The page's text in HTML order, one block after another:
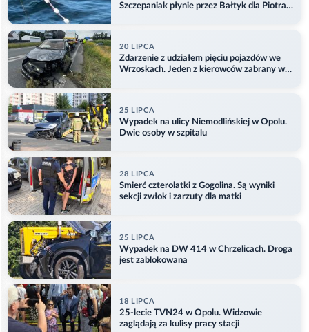
Szczepaniak płynie przez Bałtyk dla Piotra.
20 LIPCA
Zdarzenie z udziałem pięciu pojazdów we
Wrzoskach. Jeden z kierowców zabrany w
25 LIPCA
Wypadek na ulicy Niemodlińskiej w Opolu.
Dwie osoby w szpitalu
28 LIPCA
Śmierć czterolatki z Gogolina. Są wyniki
sekcji zwłok i zarzuty dla matki
25 LIPCA
Wypadek na DW 414 w Chrzelicach. Droga
jest zablokowana
18 LIPCA
25-lecie TVN24 w Opolu. Widzowie
zaglądają za kulisy pracy stacji